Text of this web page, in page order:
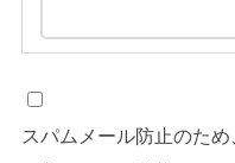
スパムメール防止のた